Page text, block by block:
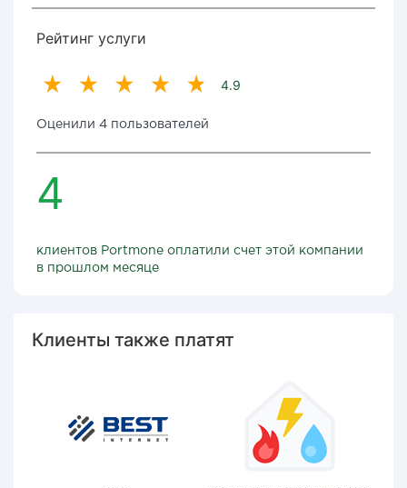
Рейтинг услуги
4.9
Оценили 4 пользователей
4
клиентов Portmone оплатили счет этой компании
в прошлом месяце
Клиенты также платят